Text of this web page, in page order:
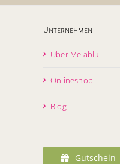
Unternehmen
Über Melablu
Onlineshop
Blog
Gutschein